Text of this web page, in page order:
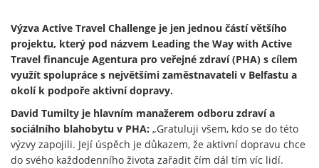
Výzva Active Travel Challenge je jen jednou částí většího
projektu, který pod názvem Leading the Way with Active
Travel financuje Agentura pro veřejné zdraví (PHA) s cílem
využít spolupráce s největšími zaměstnavateli v Belfastu a
okolí k podpoře aktivní dopravy.
David Tumilty je hlavním manažerem odboru zdraví a
sociálního blahobytu v PHA: „Gratuluji všem, kdo se do této
výzvy zapojili. Její úspěch je důkazem, že aktivní dopravu chce
do svého každodenního života zařadit čím dál tím víc lidí.